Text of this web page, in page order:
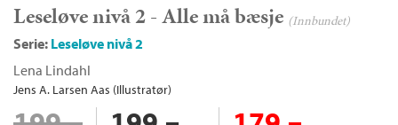
Leseløve nivå 2 - Alle må bæsje (Innbundet)
Serie: Leseløve nivå 2
Lena Lindahl
Jens A. Larsen Aas (Illustratør)